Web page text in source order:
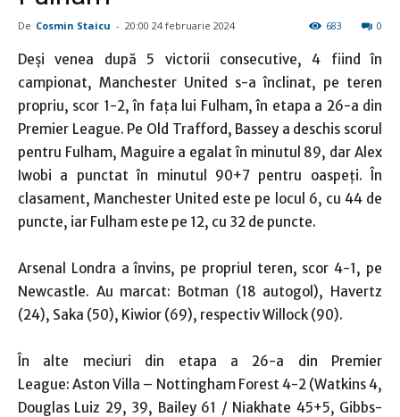
De Cosmin Staicu - 20:00 24 februarie 2024 0
683
Deşi venea după 5 victorii consecutive, 4 fiind în
campionat, Manchester United s-a înclinat, pe teren
propriu, scor 1-2, în faţa lui Fulham, în etapa a 26-a din
Premier League. Pe Old Trafford, Bassey a deschis scorul
pentru Fulham, Maguire a egalat în minutul 89, dar Alex
Iwobi a punctat în minutul 90+7 pentru oaspeţi. În
clasament, Manchester United este pe locul 6, cu 44 de
puncte, iar Fulham este pe 12, cu 32 de puncte.
Arsenal Londra a învins, pe propriul teren, scor 4-1, pe
Newcastle. Au marcat: Botman (18 autogol), Havertz
(24), Saka (50), Kiwior (69), respectiv Willock (90).
În alte meciuri din etapa a 26-a din Premier
League: Aston Villa – Nottingham Forest 4-2 (Watkins 4,
Douglas Luiz 29, 39, Bailey 61 / Niakhate 45+5, Gibbs-